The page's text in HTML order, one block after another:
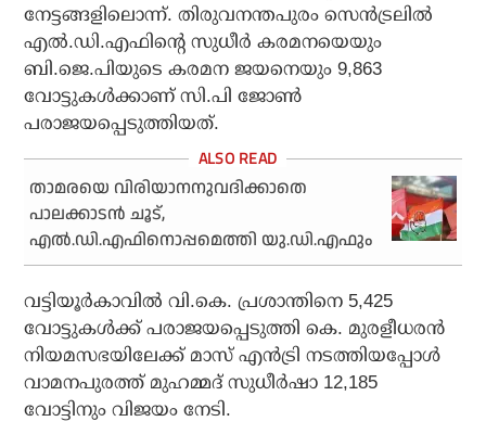
നേട്ടങ്ങളിലൊന്ന്. തിരുവനന്തപുരം സെന്‍ട്രലില്‍
എല്‍.ഡി.എഫിന്റെ സുധീര്‍ കരമനയെയും
ബി.ജെ.പിയുടെ കരമന ജയനെയും 9,863
വോട്ടുകള്‍ക്കാണ് സി.പി ജോണ്‍
പരാജയപ്പെടുത്തിയത്.
താമരയെ വിരിയാനനുവദിക്കാതെ
പാലക്കാടന്‍ ചൂട്,
എല്‍.ഡി.എഫിനൊപ്പമെത്തി യു.ഡി.എഫും
വട്ടിയൂര്‍കാവില്‍ വി.കെ. പ്രശാന്തിനെ 5,425
വോട്ടുകള്‍ക്ക് പരാജയപ്പെടുത്തി കെ. മുരളീധരന്‍
നിയമസഭയിലേക്ക് മാസ് എന്‍ട്രി നടത്തിയപ്പോള്‍
വാമനപുരത്ത് മുഹമ്മദ് സുധീര്‍ഷാ 12,185
വോട്ടിനും വിജയം നേടി.